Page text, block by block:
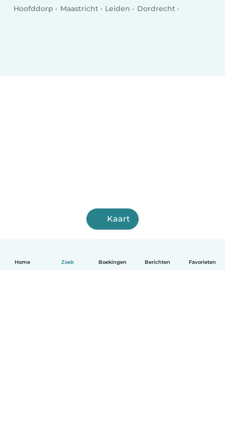
Home Zoek Boekingen Berichten Favorieten
Hoofddorp
Maastricht Leiden
Dordrecht
Zwolle Hengelo Venlo
Kaart